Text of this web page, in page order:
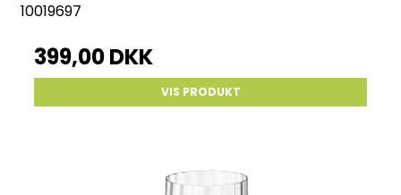
10019697
399,00 DKK
VIS PRODUKT